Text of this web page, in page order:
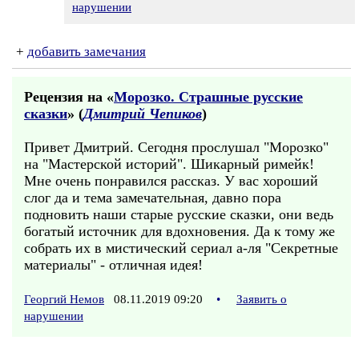
нарушении
+ добавить замечания
Рецензия на «Морозко. Страшные русские
сказки» (Дмитрий Чепиков)
Привет Дмитрий. Сегодня прослушал "Морозко"
на "Мастерской историй". Шикарный римейк!
Мне очень понравился рассказ. У вас хороший
слог да и тема замечательная, давно пора
подновить наши старые русские сказки, они ведь
богатый источник для вдохновения. Да к тому же
собрать их в мистический сериал а-ля "Секретные
материалы" - отличная идея!
Георгий Немов 08.11.2019 09:20 •
Заявить о
нарушении